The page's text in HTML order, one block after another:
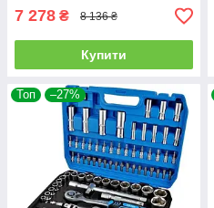
7 278 ₴ 8 136 ₴
Купити
Топ –27%